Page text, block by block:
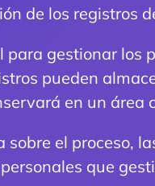
de los registros
gestionar los
pueden
en un área
sobre el proceso,
que